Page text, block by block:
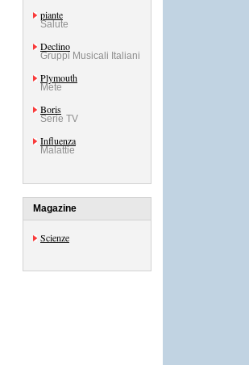
piante
Salute
Declino
Gruppi Musicali Italiani
Plymouth
Mete
Boris
Serie TV
Influenza
Malattie
Magazine
Scienze